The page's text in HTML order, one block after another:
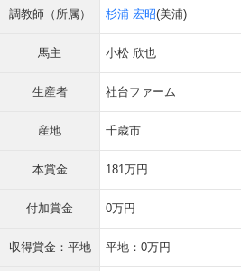
調教師（所属） 杉浦 宏昭(美浦)
馬主 小松 欣也
生産者 社台ファーム
産地 千歳市
本賞金 181万円
付加賞金 0万円
収得賞金：平地 平地：0万円